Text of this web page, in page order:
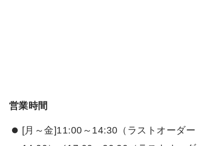
営業時間
[月～金]11:00～14:30（ラストオーダー